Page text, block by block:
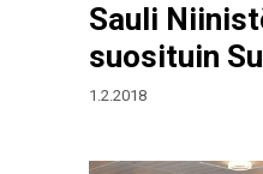
Sauli
suosituin
1.2.2018